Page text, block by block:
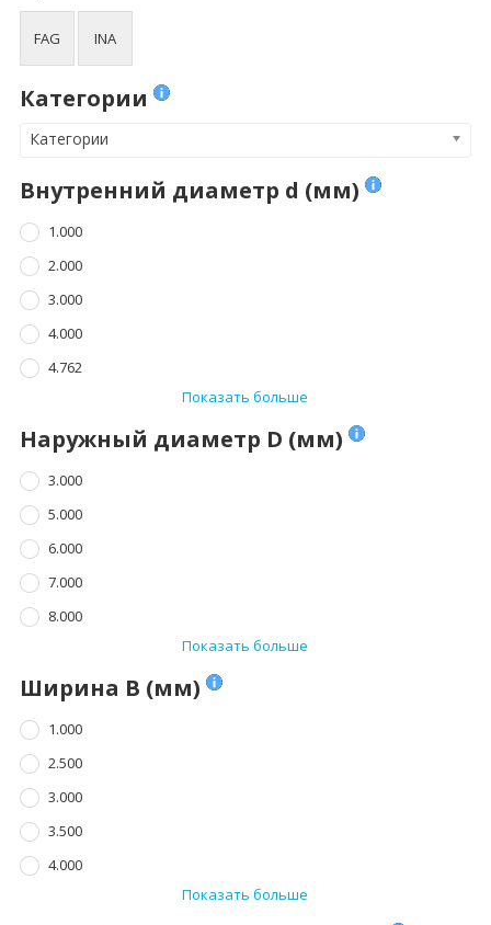
FAG INA
Категории
Категории
Внутренний диаметр d (мм)
1.000
2.000
3.000
4.000
4.762
Показать больше
Наружный диаметр D (мм)
3.000
5.000
6.000
7.000
8.000
Показать больше
Ширина B (мм)
1.000
2.500
3.000
3.500
4.000
Показать больше